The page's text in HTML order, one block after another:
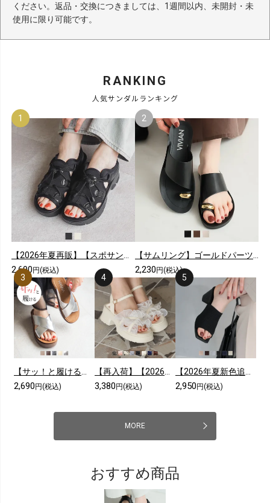
ください。返品・交換につきましては、1週間以内、未開封・未
使用に限り可能です。
RANKING
人気サンダルランキング
2,690 円(税込) 2,230 円(税込)
2,690 円(税込) 3,380 円(税込) 2,950 円(税込)
MORE
おすすめ商品